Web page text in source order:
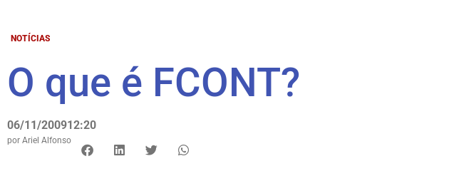
NOTÍCIAS
O que é FCONT?
06/11/200912:20
por Ariel Alfonso